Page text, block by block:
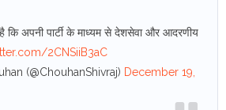
है कि अपनी पार्टी के माध्यम से देशसेवा और आदरणीय
2CNSiiB3aC
(@ChouhanShivraj) December 19,